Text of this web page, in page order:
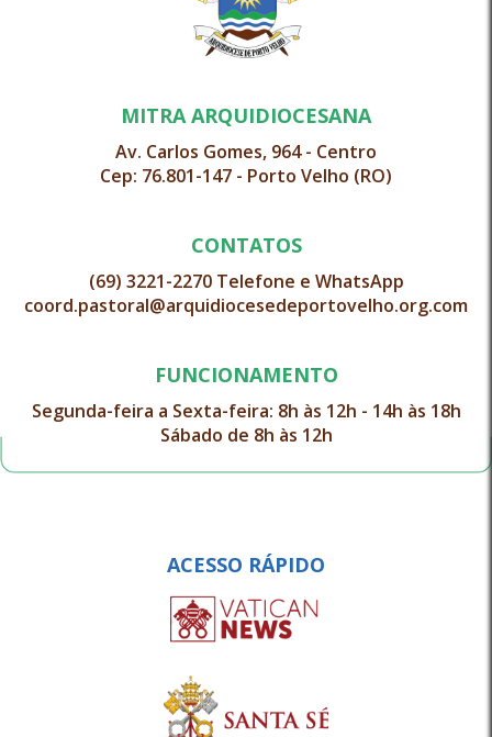
MITRA ARQUIDIOCESANA
Av. Carlos Gomes, 964 - Centro
Cep: 76.801-147 - Porto Velho (RO)
CONTATOS
(69) 3221-2270 Telefone e WhatsApp
coord.pastoral@arquidiocesedeportovelho.org.com
FUNCIONAMENTO
Segunda-feira a Sexta-feira: 8h às 12h - 14h às 18h
Sábado de 8h às 12h
ACESSO RÁPIDO